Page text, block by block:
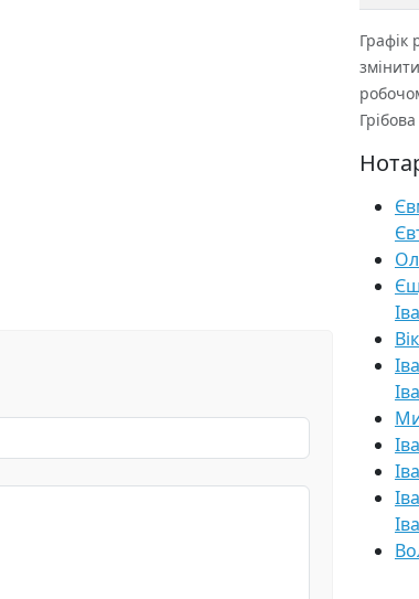
Графік